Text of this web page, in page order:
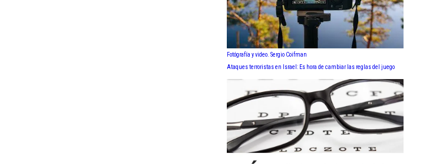
Fotógrafía y video. Sergio Coifman
Ataques terroristas en Israel: Es hora de cambiar las reglas del juego